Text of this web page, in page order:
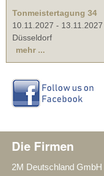
Tonmeistertagung 34
10.11.2027 - 13.11.2027
Düsseldorf
mehr ...
Die Firmen
2M Deutschland GmbH